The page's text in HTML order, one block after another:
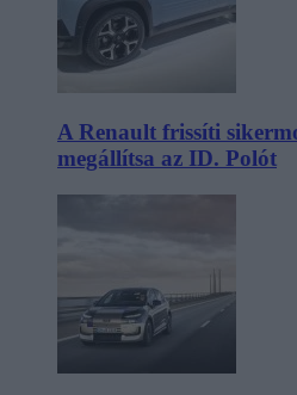
A Renault frissíti
megállítsa az ID. Polót